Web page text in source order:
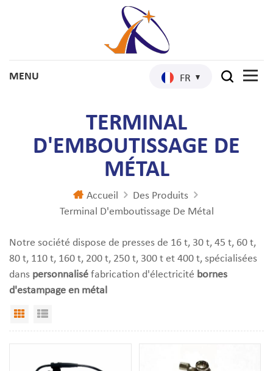
FR
TERMINAL
D'EMBOUTISSAGE DE
MÉTAL
Accueil
Des Produits
Terminal D'emboutissage De Métal
Notre société dispose de presses de 16 t, 30 t, 45 t, 60 t,
80 t, 110 t, 160 t, 200 t, 250 t, 300 t et 400 t, spécialisées
dans personnaliséfabrication d'électricité bornes
d'estampage en métal
Grid View